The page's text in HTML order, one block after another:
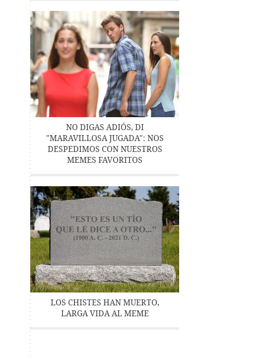
NO DIGAS ADIÓS, DI
"MARAVILLOSA JUGADA": NOS
DESPEDIMOS CON NUESTROS
MEMES FAVORITOS
LOS CHISTES HAN MUERTO,
LARGA VIDA AL MEME